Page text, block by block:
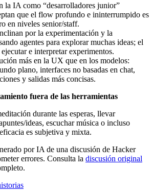
la IA como “desarrolladores junior”
que el flow profundo e ininterrumpido es
en niveles senior/staff.
por la experimentación y la
agentes para explorar muchas ideas; el
e interpretar experimentos.
más en la UX que en los modelos:
plano, interfaces no basadas en chat,
y salidas más concisas.
fuera de las herramientas
durante las esperas, llevar
ideas, escuchar música o incluso
es subjetiva y mixta.
por IA de una discusión de Hacker
errores. Consulta la discusión original